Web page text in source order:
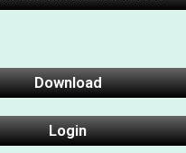
Download
Login